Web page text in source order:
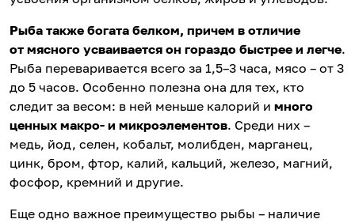
Рыба также богата белком, причем в отличие
от мясного усваивается он гораздо быстрее и легче.
Рыба переваривается всего за 1,5–3 часа, мясо – от 3
до 5 часов. Особенно полезна она для тех, кто
следит за весом: в ней меньше калорий и много
ценных макро- и микроэлементов. Среди них –
медь, йод, селен, кобальт, молибден, марганец,
цинк, бром, фтор, калий, кальций, железо, магний,
фосфор, кремний и другие.
Еще одно важное преимущество рыбы – наличие